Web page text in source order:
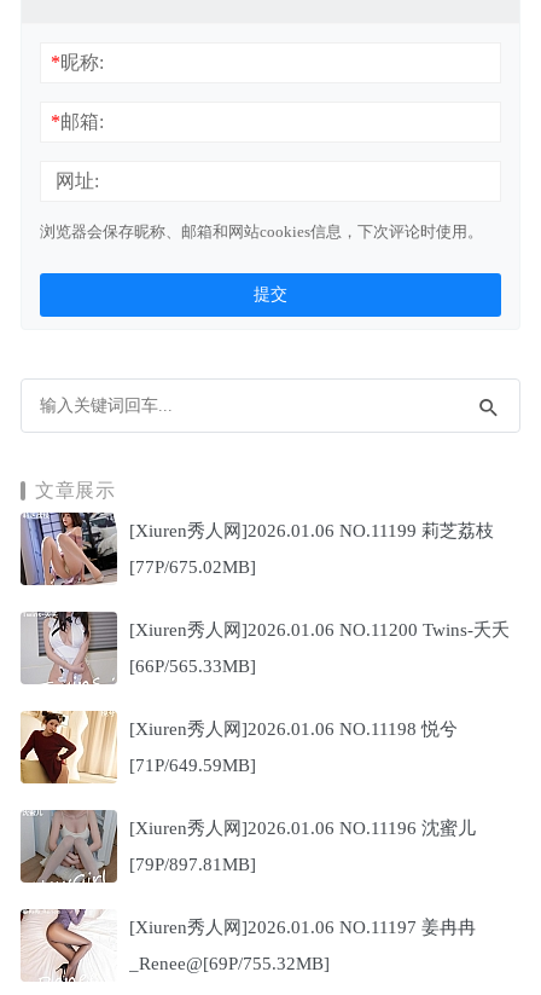
*昵称:
*邮箱:
网址:
浏览器会保存昵称、邮箱和网站cookies信息，下次评论时使用。
文章展示
[Xiuren秀人网]2026.01.06 NO.11199 莉芝荔枝
[77P/675.02MB]
[Xiuren秀人网]2026.01.06 NO.11200 Twins-夭夭
[66P/565.33MB]
[Xiuren秀人网]2026.01.06 NO.11198 悦兮
[71P/649.59MB]
[Xiuren秀人网]2026.01.06 NO.11196 沈蜜儿
[79P/897.81MB]
[Xiuren秀人网]2026.01.06 NO.11197 姜冉冉
_Renee@[69P/755.32MB]